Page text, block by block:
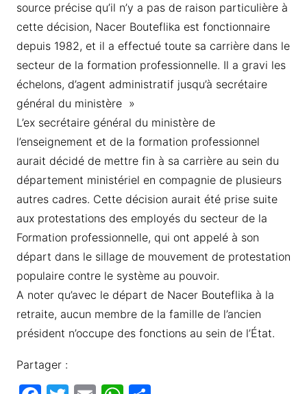
source précise qu’il n’y a pas de raison particulière à
cette décision, Nacer Bouteflika est fonctionnaire
depuis 1982, et il a effectué toute sa carrière dans le
secteur de la formation professionnelle. Il a gravi les
échelons, d’agent administratif jusqu’à secrétaire
général du ministère »
L’ex secrétaire général du ministère de
l’enseignement et de la formation professionnel
aurait décidé de mettre fin à sa carrière au sein du
département ministériel en compagnie de plusieurs
autres cadres. Cette décision aurait été prise suite
aux protestations des employés du secteur de la
Formation professionnelle, qui ont appelé à son
départ dans le sillage de mouvement de protestation
populaire contre le système au pouvoir.
A noter qu’avec le départ de Nacer Bouteflika à la
retraite, aucun membre de la famille de l’ancien
président n’occupe des fonctions au sein de l’État.
Partager :